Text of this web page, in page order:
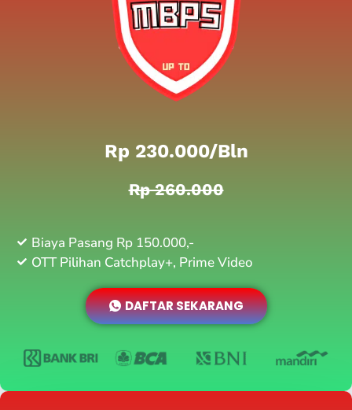
Rp 230.000/bln
Rp 260.000
Biaya Pasang Rp 150.000,-
OTT Pilihan Catchplay+, Prime Video
DAFTAR SEKARANG